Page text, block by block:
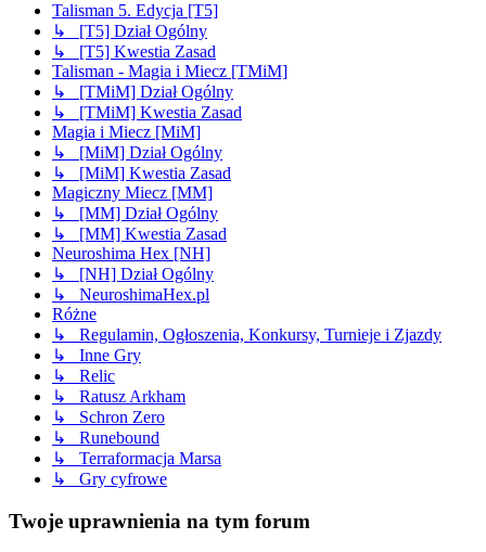
Talisman 5. Edycja [T5]
↳ [T5] Dział Ogólny
↳ [T5] Kwestia Zasad
Talisman - Magia i Miecz [TMiM]
↳ [TMiM] Dział Ogólny
↳ [TMiM] Kwestia Zasad
Magia i Miecz [MiM]
↳ [MiM] Dział Ogólny
↳ [MiM] Kwestia Zasad
Magiczny Miecz [MM]
↳ [MM] Dział Ogólny
↳ [MM] Kwestia Zasad
Neuroshima Hex [NH]
↳ [NH] Dział Ogólny
↳ NeuroshimaHex.pl
Różne
↳ Regulamin, Ogłoszenia, Konkursy, Turnieje i Zjazdy
↳ Inne Gry
↳ Relic
↳ Ratusz Arkham
↳ Schron Zero
↳ Runebound
↳ Terraformacja Marsa
↳ Gry cyfrowe
Twoje uprawnienia na tym forum